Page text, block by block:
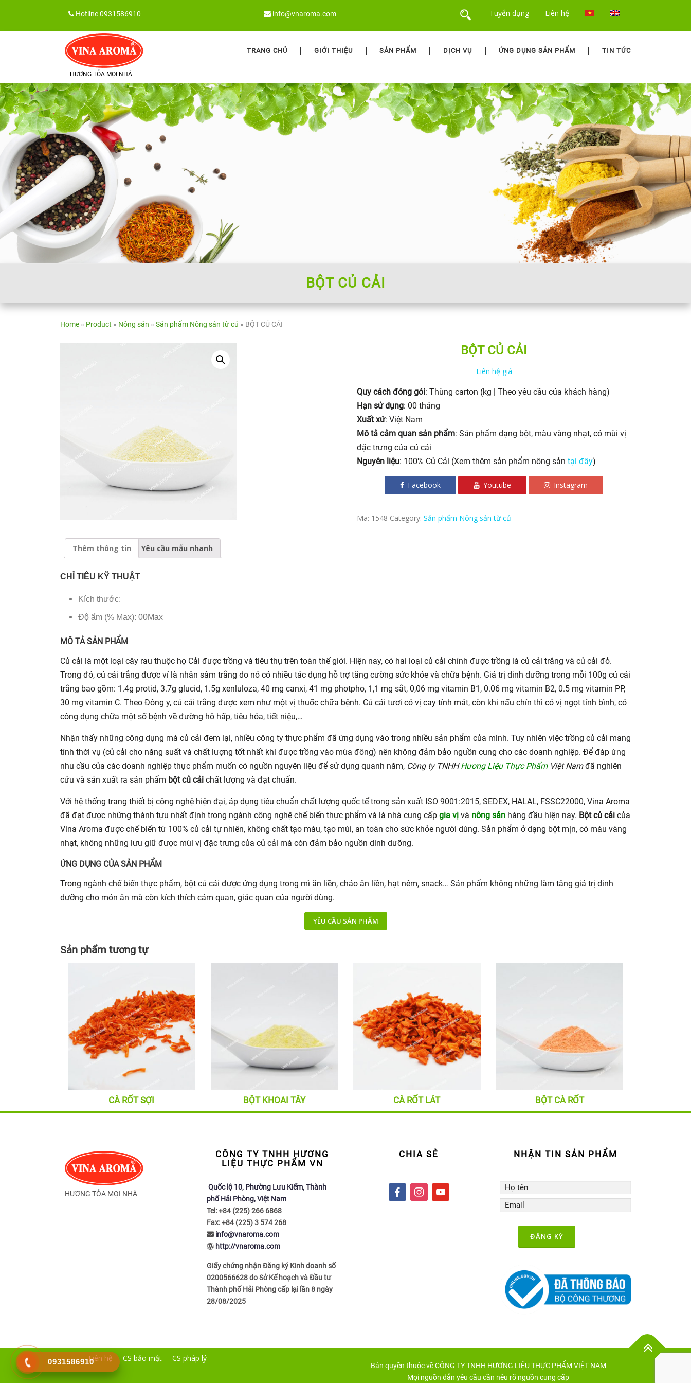
content
Hotline0931586910 info@vnaroma.com Tuyển dụng Liên hệ
HƯƠNG TỎA MỌI NHÀ
TRANG CHỦ GIỚI THIỆU SẢN PHẨM DỊCH VỤ ỨNG DỤNG SẢN PHẨM TIN TỨC
BỘT CỦ CẢI
Home » Product » Nông sản » Sản phẩm Nông sản từ củ » BỘT CỦ CẢI
BỘT CỦ CẢI
Liên hệ giá
Quy cách đóng gói: Thùng carton (kg | Theo yêu cầu của khách hàng)
Hạn sử dụng: 00 tháng
Xuất xứ: Việt Nam
Mô tả cảm quan sản phẩm: Sản phẩm dạng bột, màu vàng nhạt, có mùi vị
đặc trưng của củ cải
Nguyên liệu: 100% Củ Cải (Xem thêm sản phẩm nông sản tại đây)
Facebook Youtube Instagram
Mã: 1548 Category:Sản phẩm Nông sản từ củ
Thêm thông tin Yêu cầu mẫu nhanh
CHỈ TIÊU KỸ THUẬT
Kích thước:
Độ ẩm (% Max): 00Max
MÔ TẢ SẢN PHẨM
Củ cải là một loại cây rau thuộc họ Cải được trồng và tiêu thụ trên toàn thế giới. Hiện nay, có hai loại củ cải chính được trồng là củ cải trắng và củ cải đỏ.
Trong đó, củ cải trắng được ví là nhân sâm trắng do nó có nhiều tác dụng hỗ trợ tăng cường sức khỏe và chữa bệnh. Giá trị dinh dưỡng trong mỗi 100g củ cải
trắng bao gồm: 1.4g protid, 3.7g glucid, 1.5g xenluloza, 40 mg canxi, 41 mg photpho, 1,1 mg sắt, 0,06 mg vitamin B1, 0.06 mg vitamin B2, 0.5 mg vitamin PP,
30 mg vitamin C. Theo Đông y, củ cải trắng được xem như một vị thuốc chữa bệnh. Củ cải tươi có vị cay tính mát, còn khi nấu chín thì có vị ngọt tính bình, có
công dụng chữa một số bệnh về đường hô hấp, tiêu hóa, tiết niệu,…
Nhận thấy những công dụng mà củ cải đem lại, nhiều công ty thực phẩm đã ứng dụng vào trong nhiều sản phẩm của mình. Tuy nhiên việc trồng củ cải mang
tính thời vụ (củ cải cho năng suất và chất lượng tốt nhất khi được trồng vào mùa đông) nên không đảm bảo nguồn cung cho các doanh nghiệp. Để đáp ứng
nhu cầu của các doanh nghiệp thực phẩm muốn có nguồn nguyên liệu để sử dụng quanh năm, Công ty TNHHHương Liệu Thực PhẩmViệt Namđã nghiên
cứu và sản xuất ra sản phẩm bột củ cải chất lượng và đạt chuẩn.
Với hệ thống trang thiết bị công nghệ hiện đại, áp dụng tiêu chuẩn chất lượng quốc tế trong sản xuất ISO 9001:2015, SEDEX, HALAL, FSSC22000, Vina Aroma
đã đạt được những thành tựu nhất định trong ngành công nghệ chế biến thực phẩm và là nhà cung cấp gia vị và nông sản hàng đầu hiện nay. Bột củ cải của
Vina Aroma được chế biến từ 100% củ cải tự nhiên, không chất tạo màu, tạo mùi, an toàn cho sức khỏe người dùng. Sản phẩm ở dạng bột mịn, có màu vàng
nhạt, không những lưu giữ được mùi vị đặc trưng của củ cải mà còn đảm bảo nguồn dinh dưỡng.
ỨNG DỤNG CỦA SẢN PHẨM
Trong ngành chế biến thực phẩm, bột củ cải được ứng dụng trong mì ăn liền, cháo ăn liền, hạt nêm, snack… Sản phẩm không những làm tăng giá trị dinh
dưỡng cho món ăn mà còn kích thích cảm quan, giác quan của người dùng.
YÊU CẦU SẢN PHẨM
Sản phẩm tương tự
CÀ RỐT SỢI BỘT KHOAI TÂY CÀ RỐT LÁT BỘT CÀ RỐT
HƯƠNG TỎA MỌI NHÀ
CÔNG TY TNHH HƯƠNG
LIỆU THỰC PHẨM VN
Quốc lộ 10, Phường Lưu Kiếm, Thành
phố Hải Phòng, Việt Nam
Tel: +84 (225) 266 6868
Fax: +84 (225) 3 574 268
info@vnaroma.com
http://vnaroma.com
Giấy chứng nhận Đăng ký Kinh doanh số
0200566628 do Sở Kế hoạch và Đầu tư
Thành phố Hải Phòng cấp lại lần 8 ngày
28/08/2025
CHIA SẺ
a
n
o
NHẬN TIN SẢN PHẨM
Liên hệ CS bảo mật CS pháp lý
Bản quyền thuộc về CÔNG TY TNHH HƯƠNG LIỆU THỰC PHẨM VIỆT NAM
Mọi nguồn dẫn yêu cầu cần nêu rõ nguồn cung cấp
0931586910